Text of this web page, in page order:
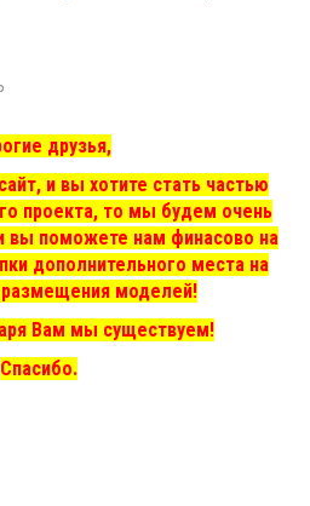
друзья,
и вы хотите стать частью
проекта, то мы будем очень
вы поможете нам финасово на
дополнительного места на
моделей!
Вам мы существуем!
Спасибо.